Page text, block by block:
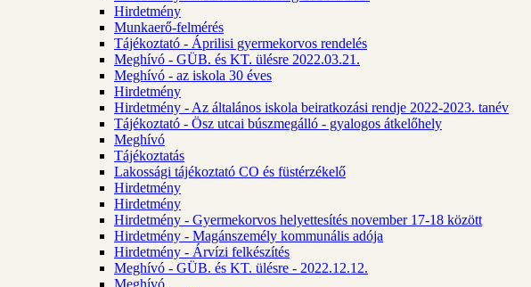
Hirdetmény
Munkaerő-felmérés
Tájékoztató - Áprilisi gyermekorvos rendelés
Meghívó - GÜB. és KT. ülésre 2022.03.21.
Meghívó - az iskola 30 éves
Hirdetmény
Hirdetmény - Az általános iskola beiratkozási rendje 2022-2023. tanév
Tájékoztató - Ösz utcai búszmegálló - gyalogos átkelőhely
Meghívó
Tájékoztatás
Lakossági tájékoztató CO és füstérzékelő
Hirdetmény
Hirdetmény
Hirdetmény - Gyermekorvos helyettesítés november 17-18 között
Hirdetmény - Magánszemély kommunális adója
Hirdetmény - Árvízi felkészítés
Meghívó - GÜB. és KT. ülésre - 2022.12.12.